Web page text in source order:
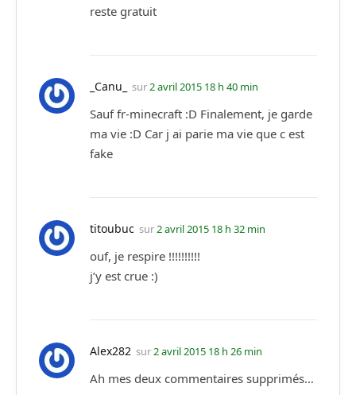
reste gratuit
_Canu_ sur2 avril 2015 18 h 40 min
Sauf fr-minecraft :D Finalement, je garde
ma vie :D Car j ai parie ma vie que c est
fake
titoubuc sur2 avril 2015 18 h 32 min
ouf, je respire !!!!!!!!!!
j’y est crue :)
Alex282 sur2 avril 2015 18 h 26 min
Ah mes deux commentaires supprimés…